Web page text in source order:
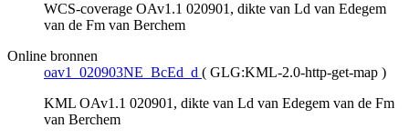
WCS-coverage OAv1.1 020901, dikte van Ld van Edegem
van de Fm van Berchem
Online bronnen
oav1_020903NE_BcEd_d ( GLG:KML-2.0-http-get-map )
KML OAv1.1 020901, dikte van Ld van Edegem van de Fm
van Berchem